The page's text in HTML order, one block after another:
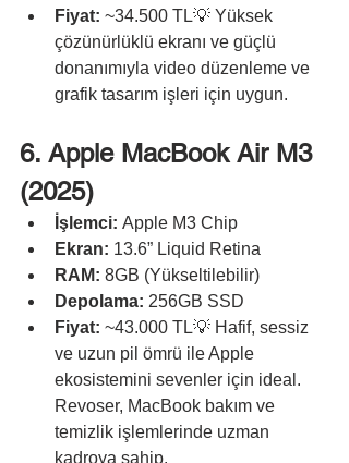
Fiyat: ~34.500 TL💡 Yüksek
çözünürlüklü ekranı ve güçlü
donanımıyla video düzenleme ve
grafik tasarım işleri için uygun.
6. Apple MacBook Air M3
(2025)
İşlemci: Apple M3 Chip
Ekran: 13.6” Liquid Retina
RAM: 8GB (Yükseltilebilir)
Depolama: 256GB SSD
Fiyat: ~43.000 TL💡 Hafif, sessiz
ve uzun pil ömrü ile Apple
ekosistemini sevenler için ideal.
Revoser, MacBook bakım ve
temizlik işlemlerinde uzman
kadroya sahip.